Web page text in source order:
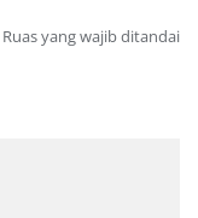
Ruas yang wajib ditandai